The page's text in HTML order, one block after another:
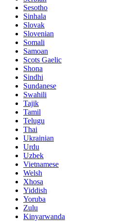
Sesotho
Sinhala
Slovak
Slovenian
Somali
Samoan
Scots Gaelic
Shona
Sindhi
Sundanese
Swahili
Tajik
Tamil
Telugu
Thai
Ukrainian
Urdu
Uzbek
Vietnamese
Welsh
Xhosa
Yiddish
Yoruba
Zulu
Kinyarwanda